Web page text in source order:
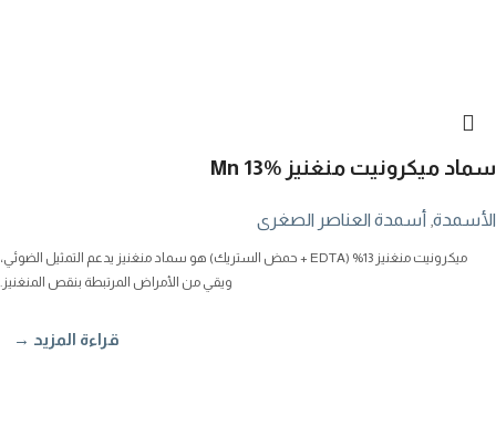
سماد ميكرونيت منغنيز Mn 13%
الأسمدة أسمدة العناصر الصغرى
ميكرونيت منغنيز 13% (EDTA + حمض الستريك) هو سماد منغنيز يدعم التمثيل الضوئي،
ويقي من الأمراض المرتبطة بنقص المنغنيز.
قراءة المزيد →